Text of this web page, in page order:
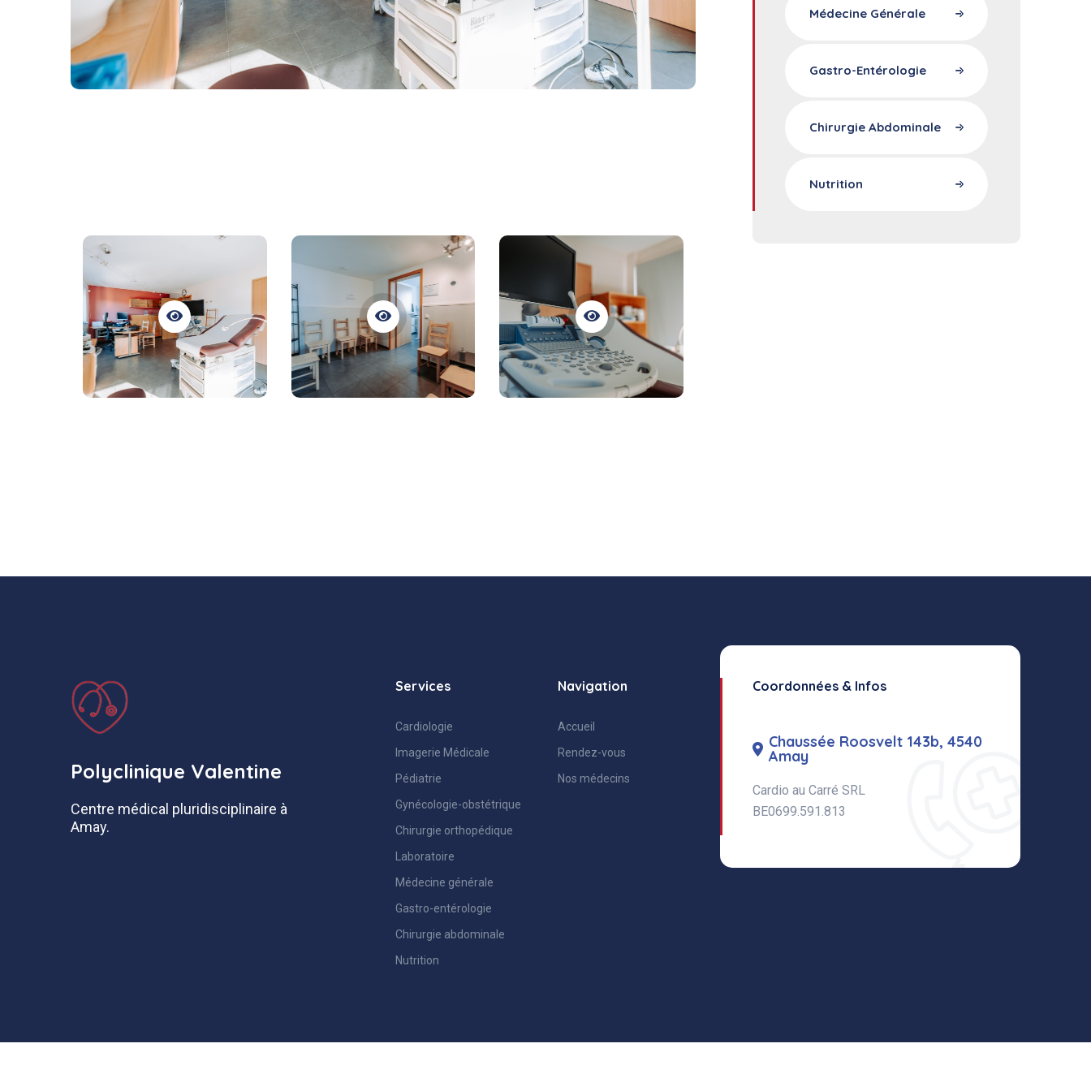
Médecine Générale
Gastro-Entérologie
Chirurgie Abdominale
Nutrition
Polyclinique Valentine
Centre médical pluridisciplinaire à
Amay.
Services
Cardiologie
Imagerie Médicale
Pédiatrie
Gynécologie-obstétrique
Chirurgie orthopédique
Laboratoire
Médecine générale
Gastro-entérologie
Chirurgie abdominale
Nutrition
Navigation
Accueil
Rendez-vous
Nos médecins
Coordonnées & Infos
Chaussée Roosvelt 143b, 4540
Amay
Cardio au Carré SRL
BE0699.591.813